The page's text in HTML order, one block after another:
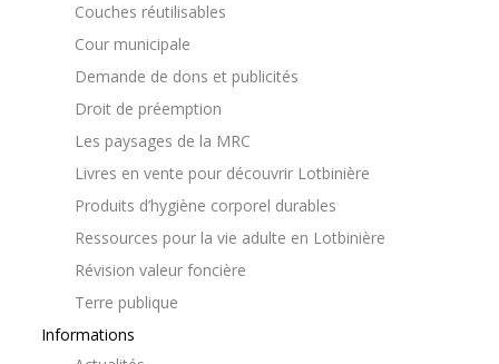
Couches réutilisables
Cour municipale
Demande de dons et publicités
Droit de préemption
Les paysages de la MRC
Livres en vente pour découvrir Lotbinière
Produits d’hygiène corporel durables
Ressources pour la vie adulte en Lotbinière
Révision valeur foncière
Terre publique
Informations